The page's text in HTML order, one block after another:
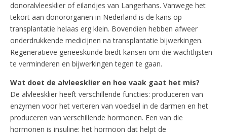
donoralvleesklier of eilandjes van Langerhans. Vanwege het
tekort aan donororganen in Nederland is de kans op
transplantatie helaas erg klein. Bovendien hebben afweer
onderdrukkende medicijnen na transplantatie bijwerkingen.
Regeneratieve geneeskunde biedt kansen om die wachtlijsten
te verminderen en bijwerkingen tegen te gaan.
Wat doet de alvleesklier en hoe vaak gaat het mis?
De alvleesklier heeft verschillende functies: produceren van
enzymen voor het verteren van voedsel in de darmen en het
produceren van verschillende hormonen. Een van die
hormonen is insuline: het hormoon dat helpt de